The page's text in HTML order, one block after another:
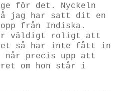
för det. Nyckeln
jag har satt dit en
från Indiska.
väldigt roligt att
så har inte fått in
når precis upp att
om hon står i